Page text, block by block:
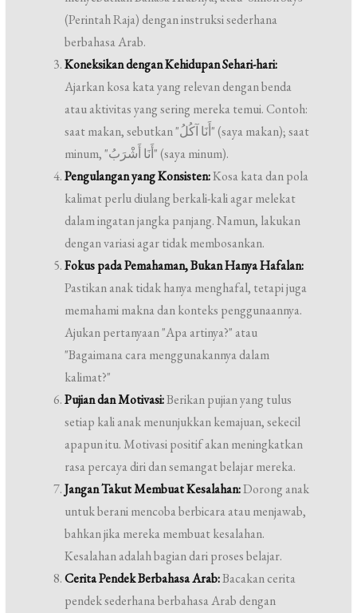
(Perintah Raja) dengan instruksi sederhana
berbahasa Arab.
Koneksikan dengan Kehidupan Sehari-hari:
Ajarkan kosa kata yang relevan dengan benda
atau aktivitas yang sering mereka temui. Contoh:
saat makan, sebutkan "أَنَا آكُلُ" (saya makan); saat
minum, "أَنَا أَشْرَبُ" (saya minum).
Pengulangan yang Konsisten:Kosa kata dan pola
kalimat perlu diulang berkali-kali agar melekat
dalam ingatan jangka panjang. Namun, lakukan
dengan variasi agar tidak membosankan.
Fokus pada Pemahaman, Bukan Hanya Hafalan:
Pastikan anak tidak hanya menghafal, tetapi juga
memahami makna dan konteks penggunaannya.
Ajukan pertanyaan "Apa artinya?" atau
"Bagaimana cara menggunakannya dalam
kalimat?"
Pujian dan Motivasi:Berikan pujian yang tulus
setiap kali anak menunjukkan kemajuan, sekecil
apapun itu. Motivasi positif akan meningkatkan
rasa percaya diri dan semangat belajar mereka.
Jangan Takut Membuat Kesalahan:Dorong anak
untuk berani mencoba berbicara atau menjawab,
bahkan jika mereka membuat kesalahan.
Kesalahan adalah bagian dari proses belajar.
Cerita Pendek Berbahasa Arab:Bacakan cerita
pendek sederhana berbahasa Arab dengan